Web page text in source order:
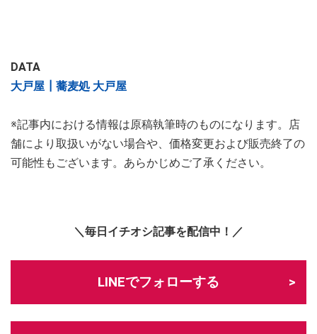
DATA
大戸屋┃蕎麦処 大戸屋
※記事内における情報は原稿執筆時のものになります。店
舗により取扱いがない場合や、価格変更および販売終了の
可能性もございます。あらかじめご了承ください。
＼毎日イチオシ記事を配信中！／
LINEでフォローする